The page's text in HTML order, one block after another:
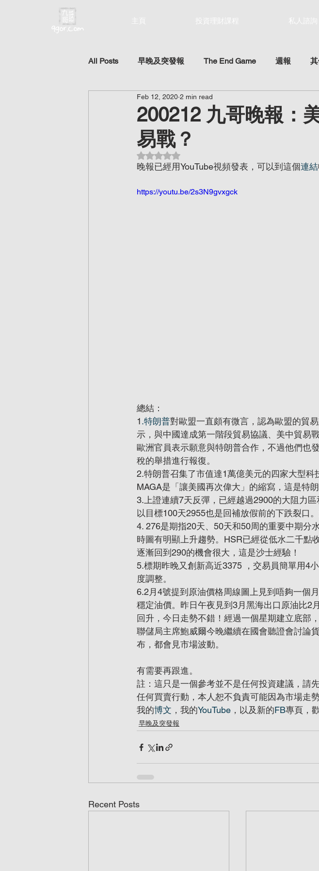
主頁 投資理財課程 私人諮詢
All Posts 早晚及突發報 The End Game 週報
200212 九哥晚報：
易戰？
Feb 12, 2020 2 min read
Rated NaN out of 5 stars.
晚報已經用YouTube視頻發表，可以到這個連結
https://youtu.be/2s3N9gvxgck
總結：
1.特朗普對歐盟一直頗有微言，認為歐盟的貿
示，與中國達成第一階段貿易協議、美中貿易
歐洲官員表示願意與特朗普合作，不過他們也
稅的舉措進行報復。
2.特朗普召集了市值達1萬億美元的四家大型科
MAGA是「讓美國再次偉大」的縮寫，這是特
3.上證連續7天反彈，已經越過2900的大阻力
以目標100天2955也是回補放假前的下跌裂口
4. 276是期指20天、50天和50周的重要中期分
時圖有明顯上升趨勢。HSR已經從低水二千點
逐漸回到290的機會很大，這是沙士經驗！
5.標期昨晚又創新高近3375 ，交易員簡單用4
度調整。
6.2月4號提到原油價格周線圖上見到唔夠一個
穩定油價。昨日午夜見到3月黑海出口原油比2
回升，今日走勢不錯！經過一個星期建立底部
聯儲局主席鮑威爾今晚繼續在國會聽證會討論
布，都會見市場波動。
有需要再跟進。
註：這只是一個參考並不是任何投資建議，請
任何買賣行動，本人恕不負責可能因為市場走
我的博文 ，我的YouTube ，以及新的FB專頁，
早晚及突發報
Recent Posts